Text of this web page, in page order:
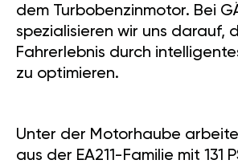
dem Turbobenzinmotor. Bei
spezialisieren wir uns darauf,
Fahrerlebnis durch
zu optimieren.
Unter der Motorhaube
aus der EA211-Familie mit 131